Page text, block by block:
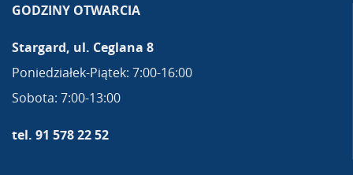
GODZINY OTWARCIA
Stargard, ul. Ceglana 8
Poniedziałek-Piątek: 7:00-16:00
Sobota: 7:00-13:00
tel. 91 578 22 52